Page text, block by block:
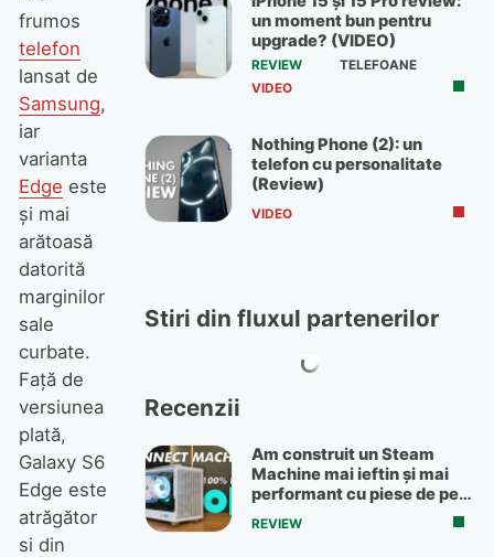
frumos
telefon
lansat de
Samsung,
iar
varianta
Edge este
și mai
arătoasă
datorită
marginilor
sale
curbate.
Față de
versiunea
plată,
Galaxy S6
Edge este
atrăgător
si din
un moment bun pentru
upgrade? (VIDEO)
REVIEW
TELEFOANE
VIDEO
Nothing Phone (2): un
telefon cu personalitate
(Review)
VIDEO
Stiri din fluxul partenerilor
Recenzii
Am construit un Steam
Machine mai ieftin și mai
performant cu piese de pe
OLX
REVIEW